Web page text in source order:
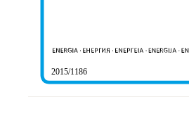
2015/1186